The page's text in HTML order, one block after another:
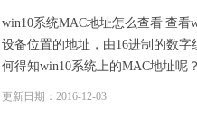
win10系统MAC地址怎么查看|查
设备位置的地址，由16进制的数
何得知win10系统上的MAC地址呢
更新日期：2016-12-03